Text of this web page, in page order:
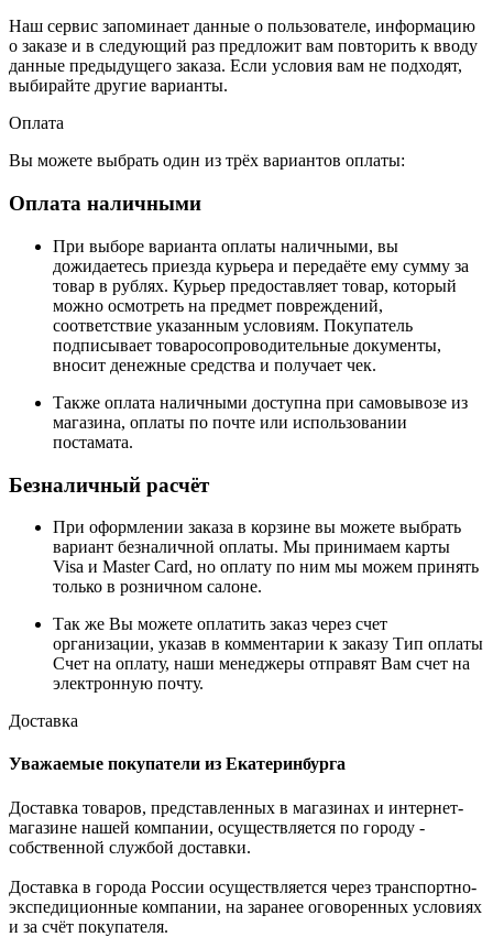
Наш сервис запоминает данные о пользователе, информацию
о заказе и в следующий раз предложит вам повторить к вводу
данные предыдущего заказа. Если условия вам не подходят,
выбирайте другие варианты.
Оплата
Вы можете выбрать один из трёх вариантов оплаты:
Оплата наличными
При выборе варианта оплаты наличными, вы
дожидаетесь приезда курьера и передаёте ему сумму за
товар в рублях. Курьер предоставляет товар, который
можно осмотреть на предмет повреждений,
соответствие указанным условиям. Покупатель
подписывает товаросопроводительные документы,
вносит денежные средства и получает чек.
Также оплата наличными доступна при самовывозе из
магазина, оплаты по почте или использовании
постамата.
Безналичный расчёт
При оформлении заказа в корзине вы можете выбрать
вариант безналичной оплаты. Мы принимаем карты
Visa и Master Card, но оплату по ним мы можем принять
только в розничном салоне.
Так же Вы можете оплатить заказ через счет
организации, указав в комментарии к заказу Тип оплаты
Счет на оплату, наши менеджеры отправят Вам счет на
электронную почту.
Доставка
Уважаемые покупатели из Екатеринбурга
Доставка товаров, представленных в магазинах и интернет-
магазине нашей компании, осуществляется по городу -
собственной службой доставки.
Доставка в города России осуществляется через транспортно-
экспедиционные компании, на заранее оговоренных условиях
и за счёт покупателя.